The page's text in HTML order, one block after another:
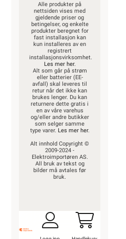
Alle produkter på
nettsiden vises med
gjeldende priser og
betingelser, og enkelte
produkter beregnet for
fast installasjon kan
kun installeres av en
registrert
installasjonsvirksomhet.
Les mer her.
Alt som går på strøm
eller batterier (EE-
avfall) skal leveres til
retur når det ikke kan
brukes lenger. Du kan
returnere dette gratis i
en av våre varehus
og/eller andre butikker
som selger samme
type varer. Les mer her.
Alt innhold Copyright ©
2009-2024 -
Elektroimportøren AS.
All bruk av tekst og
bilder må avtales før
bruk.